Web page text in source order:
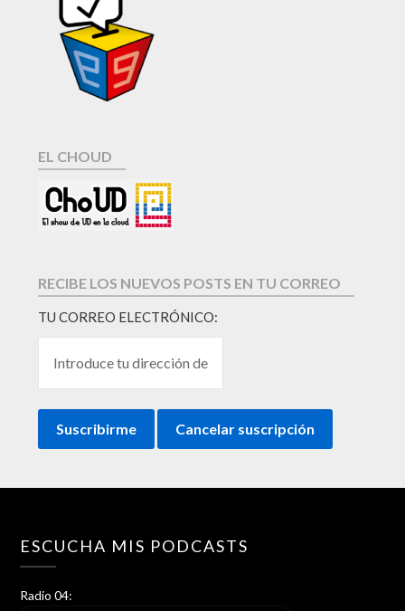
EL CHOUD
RECIBE LOS NUEVOS POSTS EN TU CORREO
TU CORREO ELECTRÓNICO:
ESCUCHA MIS PODCASTS
Radio 04: